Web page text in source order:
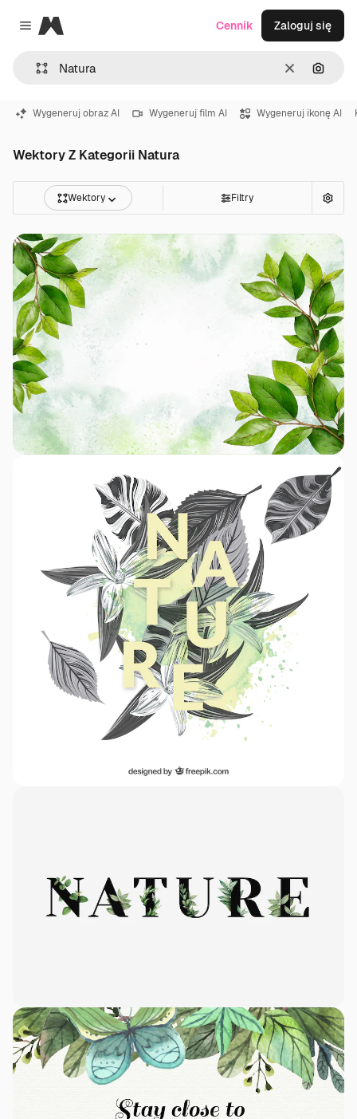
Close menu
Magnific
WyczyśćSzukaj
Cennik Zaloguj się
Wygeneruj obraz AI Wygeneruj film AI Wygeneruj ikonę AI
Wektory Z Kategorii Natura
Wektory Filtry